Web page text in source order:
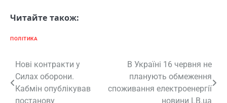
Читайте також:
ПОЛІТИКА
Навігація
записів
Нові контракти у
Силах оборони.
Кабмін опублікував
постанову
В Україні 16 червня не
планують обмеження
споживання електроенергії
новини LB.ua